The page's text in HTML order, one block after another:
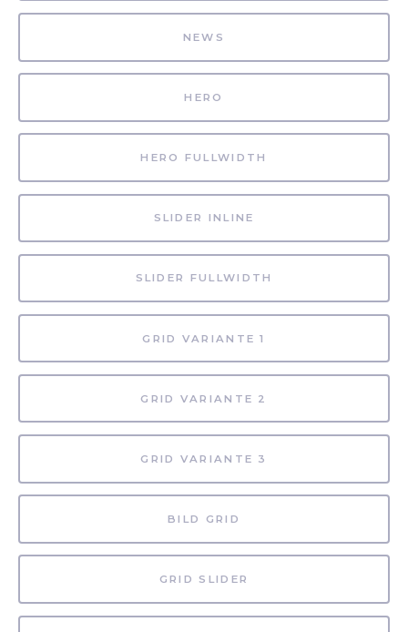
NEWS
HERO
HERO FULLWIDTH
SLIDER INLINE
SLIDER FULLWIDTH
GRID VARIANTE 1
GRID VARIANTE 2
GRID VARIANTE 3
BILD GRID
GRID SLIDER